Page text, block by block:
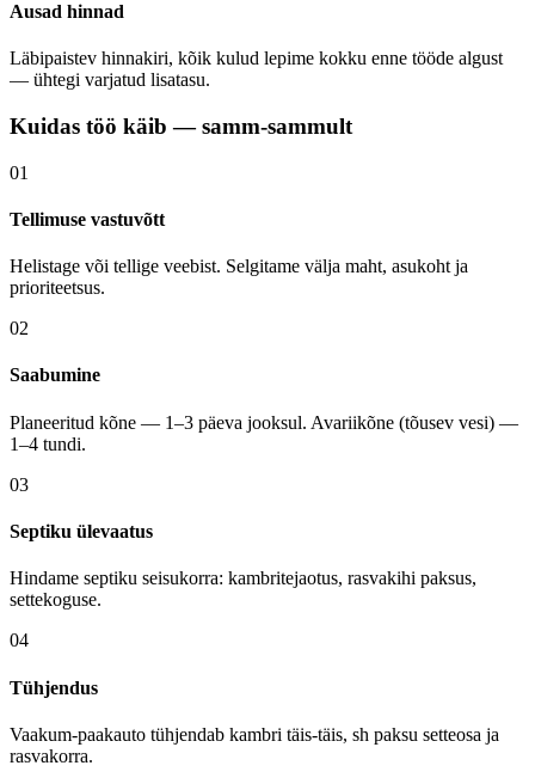
Ausad hinnad
Läbipaistev hinnakiri, kõik kulud lepime kokku enne tööde algust
— ühtegi varjatud lisatasu.
Kuidas töö käib — samm-sammult
01
Tellimuse vastuvõtt
Helistage või tellige veebist. Selgitame välja maht, asukoht ja
prioriteetsus.
02
Saabumine
Planeeritud kõne — 1–3 päeva jooksul. Avariikõne (tõusev vesi) —
1–4 tundi.
03
Septiku ülevaatus
Hindame septiku seisukorra: kambritejaotus, rasvakihi paksus,
settekoguse.
04
Tühjendus
Vaakum-paakauto tühjendab kambri täis-täis, sh paksu setteosa ja
rasvakorra.